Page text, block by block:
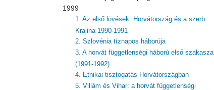
1999
1. Az első lövések: Horvátország és a szerb
Krajina 1990-1991
2. Szlovénia tíznapos háborúja
3. A horvát függetlenségi háború első szakasza
(1991-1992)
4. Etnikai tisztogatás Horvátországban
5. Villám és Vihar: a horvát függetlenségi